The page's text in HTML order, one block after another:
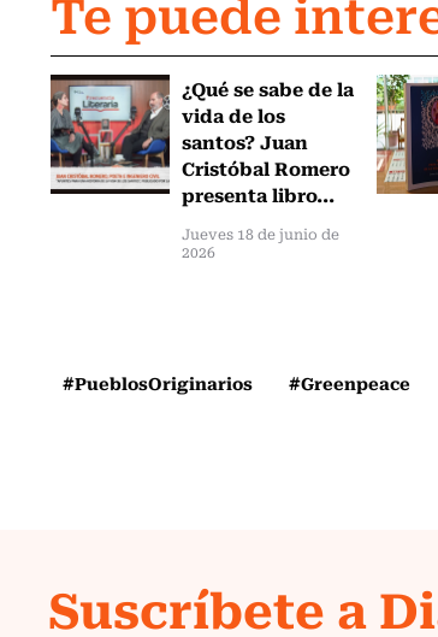
¿Qué se sabe de la
vida de los
santos? Juan
Cristóbal Romero
presenta libro...
Jueves 18 de junio de
2026
#PueblosOriginarios #Greenpeace